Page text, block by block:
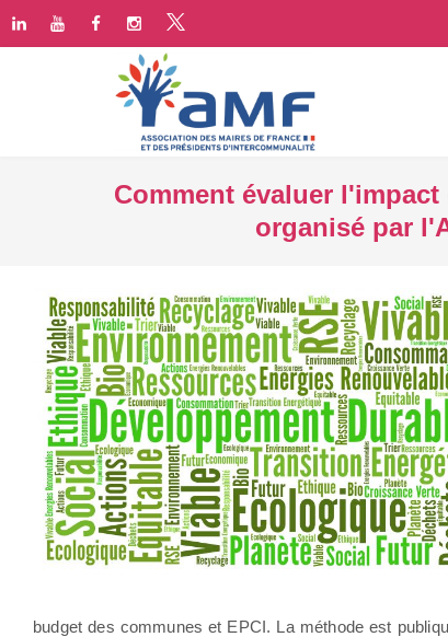
Comment évaluer
organisé par
budget des communes et EPCI. La méthode est